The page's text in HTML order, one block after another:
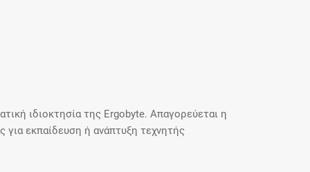
ιδιοκτησία της Ergobyte. Απαγορεύεται η
εκπαίδευση ή ανάπτυξη τεχνητής